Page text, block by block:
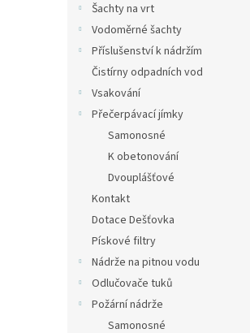
Šachty na vrt
Vodoměrné šachty
Příslušenství k nádržím
Čistírny odpadních vod
Vsakování
Přečerpávací jímky
Samonosné
K obetonování
Dvouplášťové
Kontakt
Dotace Dešťovka
Pískové filtry
Nádrže na pitnou vodu
Odlučovače tuků
Požární nádrže
Samonosné